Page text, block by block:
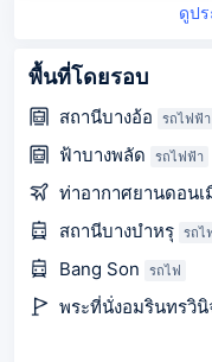
ดูปร
พื้นที่โดยรอบ
สถานีบางอ้อ รถไฟฟ้า
ฟ้าบางพลัด รถไฟฟ้า
ท่าอากาศยานดอนเ
สถานีบางบำหรุ รถไ
Bang Son รถไฟ
พระที่นั่งอมรินทรวิ